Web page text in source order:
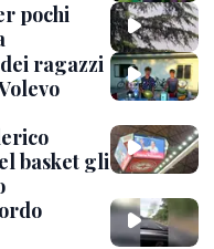
pochi
ragazzi
basket gli